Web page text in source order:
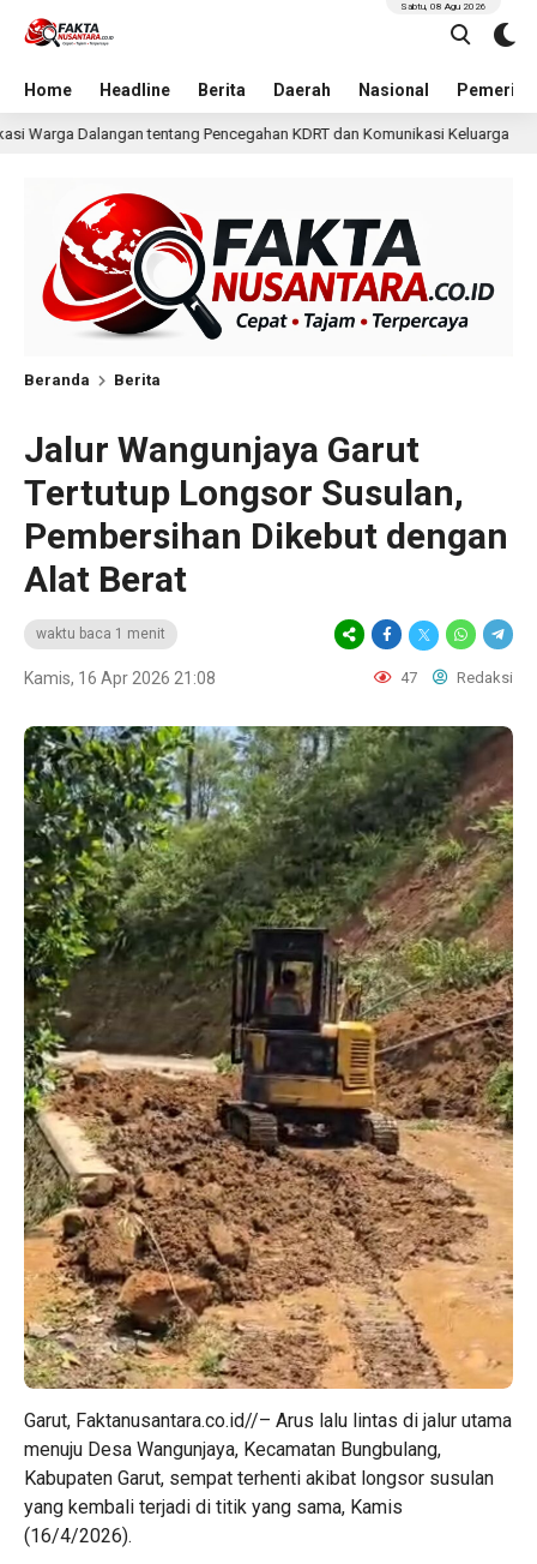
Home Headline Berita Daerah Nasional
Sabtu, 08 Agu 2026
KDRT dan Komunikasi Keluarga 23 jam lalu KKN Undip
Beranda Berita
Jalur Wangunjaya Garut
Tertutup Longsor Susulan,
Pembersihan Dikebut dengan
Alat Berat
waktu baca 1 menit
Kamis, 16 Apr 2026 21:08 47 Redaksi
Garut, Faktanusantara.co.id//– Arus lalu lintas di jalur utama
menuju Desa Wangunjaya, Kecamatan Bungbulang,
Kabupaten Garut, sempat terhenti akibat longsor susulan
yang kembali terjadi di titik yang sama, Kamis
(16/4/2026).